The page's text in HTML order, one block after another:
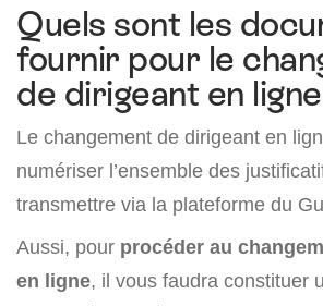
Quels sont les
fournir pour le
de dirigeant en
Le changement de dirigeant en
numériser l’ensemble des
transmettre via la plateforme du
Aussi, pour procéder au
en ligne, il vous faudra constituer